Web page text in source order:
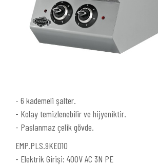
- 6 kademeli şalter.
- Kolay temizlenebilir ve hijyeniktir.
- Paslanmaz çelik gövde.
EMP.PLS.9KE010
- Elektrik Girişi: 400V AC 3N PE